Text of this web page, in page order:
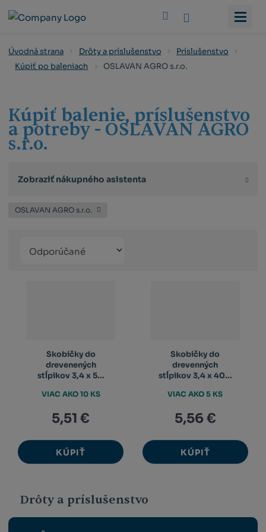
Úvodná strana Drôty a príslušenstvo
Príslušenstvo
Kúpiť po baleniach
OSLAVAN AGRO s.r.o.
Kúpiť balenie, príslušenstvo
a potreby - OSLAVAN AGRO
s.r.o.
Zobraziť nákupného asistenta
OSLAVAN AGRO s.r.o.
produktů
Skobičky do
drevenených
stĺpikov 3,4 x 5...
5,51 €
KÚPIŤ
VIAC AKO 10 KS
Skobičky do
drevenných
stĺpikov 3,4 x 40...
5,56 €
KÚPIŤ
VIAC AKO 5 KS
Drôty a príslušenstvo